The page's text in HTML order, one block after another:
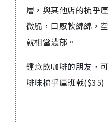
層，與其他店的梳乎
微脆，口感軟綿綿，
就相當濃郁。
鍾意飲咖啡的朋友，
啡味梳乎厘班戟($35)